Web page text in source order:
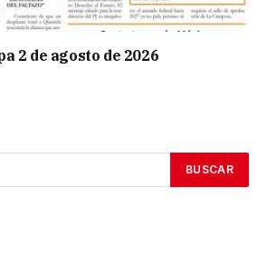
2 de agosto de 2026